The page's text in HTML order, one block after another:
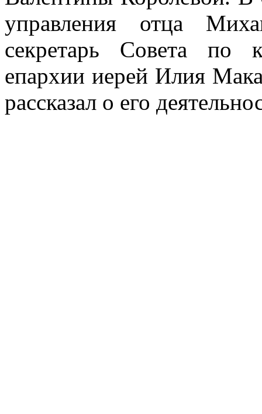
управления отца
секретарь Совета по
епархии иерей Илия
рассказал о его